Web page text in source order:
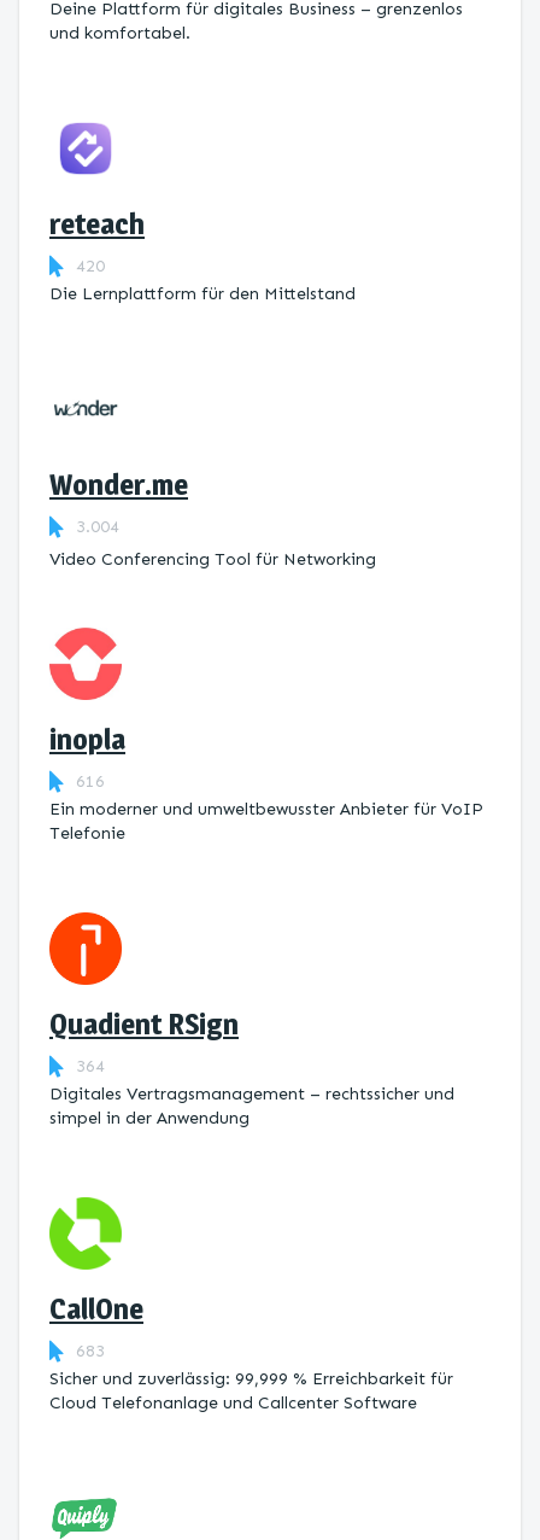
Deine Plattform für digitales Business – grenzenlos
und komfortabel.
reteach
420
Die Lernplattform ​für den Mittelstand
Wonder.me
3.004
Video Conferencing Tool für Networking
inopla
616
Ein moderner und umweltbewusster Anbieter für VoIP
Telefonie
Quadient RSign
364
Digitales Vertragsmanagement – rechtssicher und
simpel in der Anwendung
CallOne
683
Sicher und zuverlässig: 99,999 % Erreichbarkeit für
Cloud Telefonanlage und Callcenter Software